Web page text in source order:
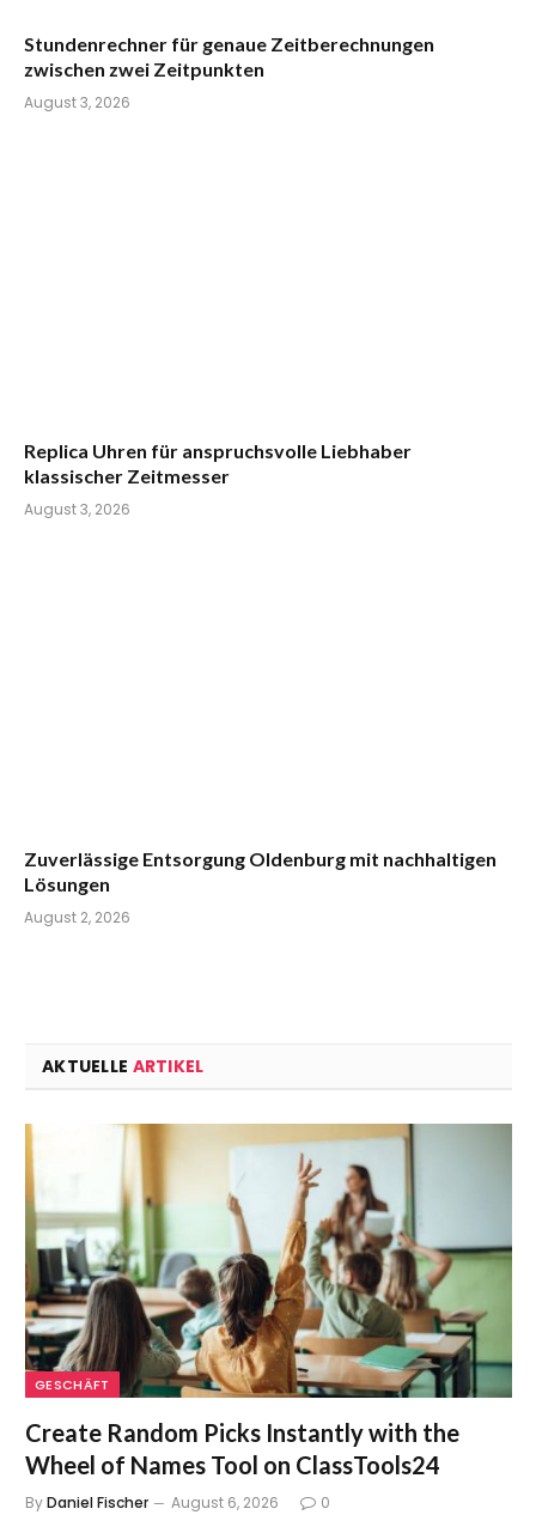
Stundenrechner für genaue Zeitberechnungen
zwischen zwei Zeitpunkten
August 3, 2026
Replica Uhren für anspruchsvolle Liebhaber
klassischer Zeitmesser
August 3, 2026
Zuverlässige Entsorgung Oldenburg mit nachhaltigen
Lösungen
August 2, 2026
AKTUELLE ARTIKEL
GESCHÄFT
Create Random Picks Instantly with the
Wheel of Names Tool on ClassTools24
ByDaniel Fischer August 6, 2026 0